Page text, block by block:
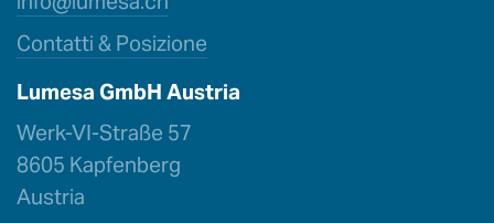
Contatti & Posizione
Lumesa GmbH Austria
Werk-VI-Straße 57
8605 Kapfenberg
Austria